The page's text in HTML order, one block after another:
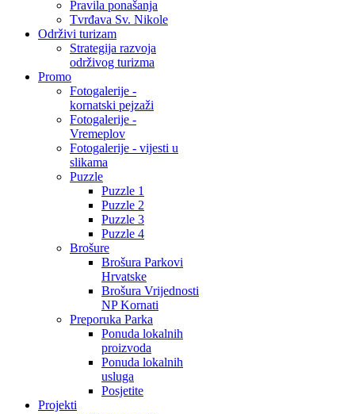
Pravila ponašanja
Tvrđava Sv. Nikole
Održivi turizam
Strategija razvoja
održivog turizma
Promo
Fotogalerije -
kornatski pejzaži
Fotogalerije -
Vremeplov
Fotogalerije - vijesti u
slikama
Puzzle
Puzzle 1
Puzzle 2
Puzzle 3
Puzzle 4
Brošure
Brošura Parkovi
Hrvatske
Brošura Vrijednosti
NP Kornati
Preporuka Parka
Ponuda lokalnih
proizvoda
Ponuda lokalnih
usluga
Posjetite
Projekti